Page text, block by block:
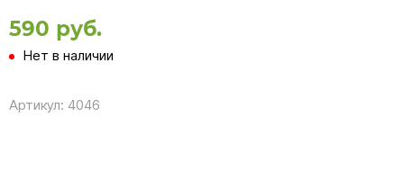
590 руб.
Нет в наличии
Артикул: 4046